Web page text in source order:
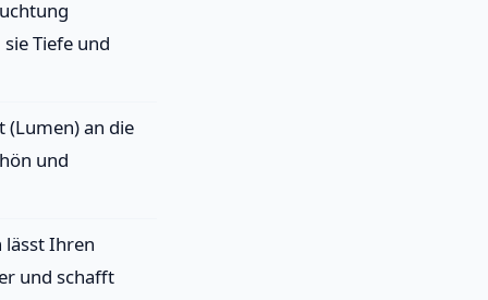
Tiefe und
(Lumen) an die
und
lässt Ihren
und schafft